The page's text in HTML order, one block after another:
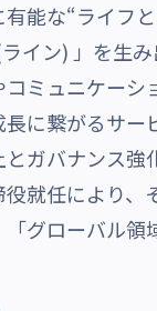
能な“ライフ
イン) 」を生
ミュニケーシ
に繋がるサー
ガバナンス強
就任により、
「グローバル